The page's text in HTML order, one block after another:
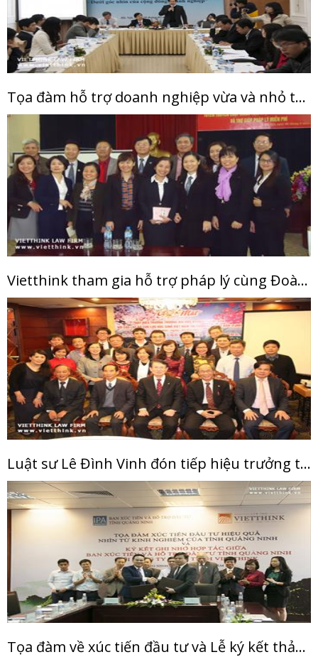
Tọa đàm hỗ trợ doanh nghiệp vừa và nhỏ tại Hà Nội
Vietthink tham gia hỗ trợ pháp lý cùng Đoàn luật sư thành phố Hà Nội
Luật sư Lê Đình Vinh đón tiếp hiệu trưởng trường ĐH Kyushu Nhật Bản
Tọa đàm về xúc tiến đầu tư và Lễ ký kết thảo thuận hợp tác giữa IPA Quảng Ninh và Vietthink